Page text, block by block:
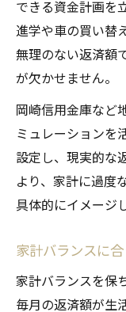
できる資金計画を
進学や車の買い替
無理のない返済額
が欠かせません。
岡崎信用金庫など
ミュレーションを
設定し、現実的な
より、家計に過度
具体的にイメージ
家計バランスに
家計バランスを保
毎月の返済額が生